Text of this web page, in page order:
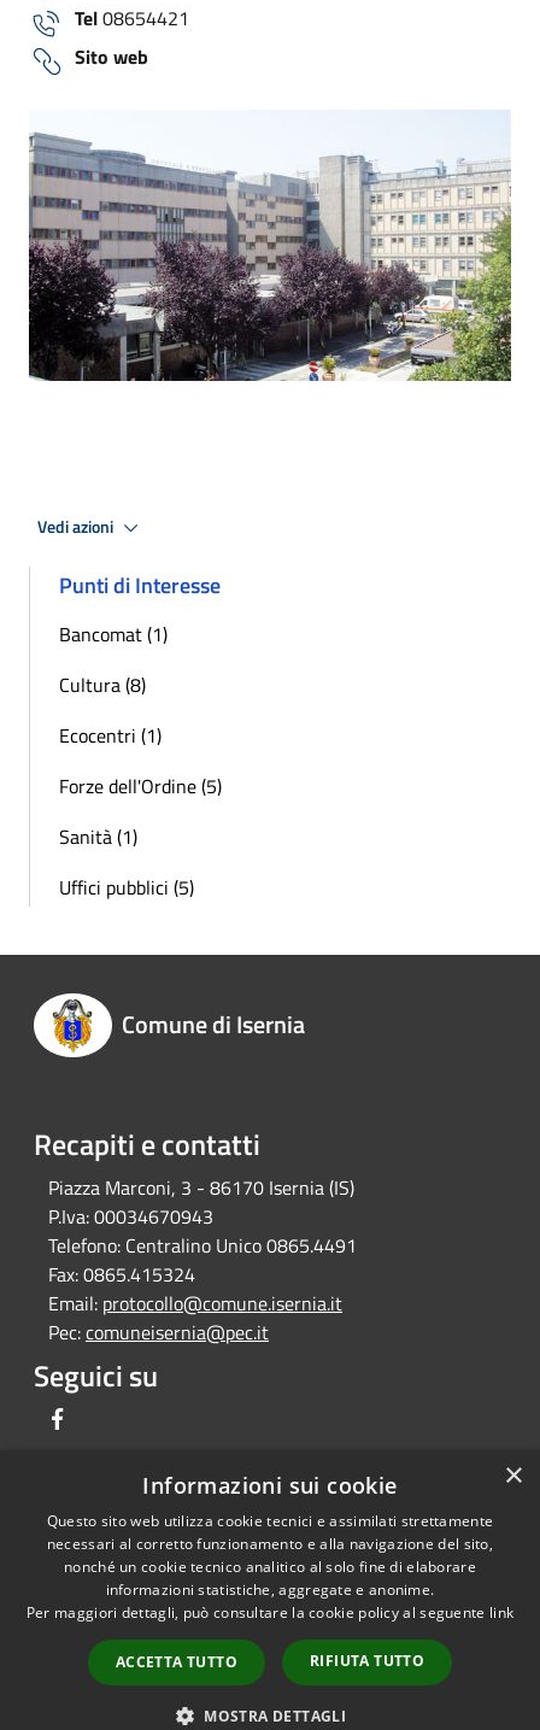
Tel08654421
Sito web
Vedi azioni
Punti di Interesse
Bancomat (1)
Cultura (8)
Ecocentri (1)
Forze dell'Ordine (5)
Sanità (1)
Uffici pubblici (5)
Comune di Isernia
Recapiti e contatti
Piazza Marconi, 3 - 86170 Isernia (IS)
P.Iva:00034670943
Telefono: Centralino Unico 0865.4491
Fax:0865.415324
Email: protocollo@comune.isernia.it
Pec:comuneisernia@pec.it
Seguici su
RSS
Accessibilità
Cookie
Mappa del sito
Feedback per non
Copyright © 2026 • Comune di
Isernia • Powered by
Municipium•Accesso
redazione
×
Informazioni sui cookie
Questo sito web utilizza cookie tecnici e assimilati strettamente
necessari al corretto funzionamento e alla navigazione del sito,
nonché un cookie tecnico analitico al solo fine di elaborare
informazioni statistiche, aggregate e anonime.
Per maggiori dettagli, può consultare la cookie policy al seguente link
ACCETTA TUTTO RIFIUTA TUTTO
MOSTRA DETTAGLI